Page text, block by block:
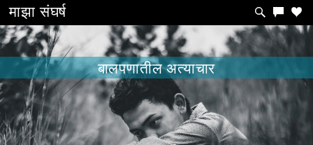
माझा संघर्ष
बालपणातील अत्याचार